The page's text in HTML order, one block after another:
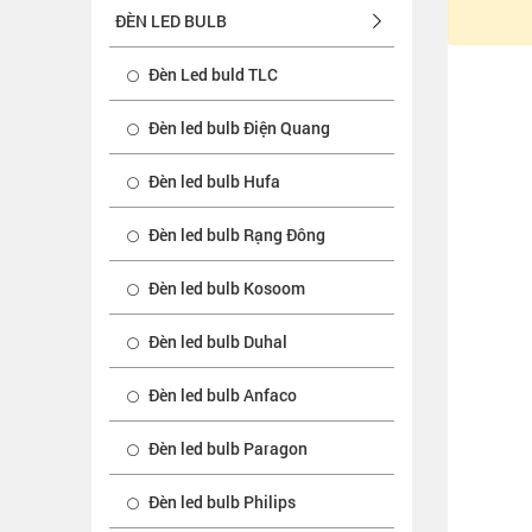
ĐÈN LED BULB
Đèn Led buld TLC
Đèn led bulb Điện Quang
Đèn led bulb Hufa
Đèn led bulb Rạng Đông
Đèn led bulb Kosoom
Đèn led bulb Duhal
Đèn led bulb Anfaco
Đèn led bulb Paragon
Đèn led bulb Philips